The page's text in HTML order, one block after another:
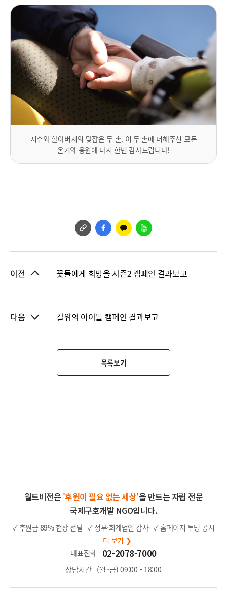
지수와 할아버지의 맞잡은 두 손. 이 두 손에 더해주신 모든
온기와 응원에 다시 한번 감사드립니다!
이전 꽃들에게 희망을 시즌2 캠페인 결과보고
다음 길위의 아이들 캠페인 결과보고
목록보기
월드비전은 '후원이 필요 없는 세상'을 만드는 자립 전문
국제구호개발 NGO입니다.
✓ 후원금 89%현장 전달 ✓ 정부·회계법인 감사 ✓ 홈페이지 투명 공시
더 보기 ❯
대표전화
02-2078-7000
상담시간 (월~금) 09:00 - 18:00